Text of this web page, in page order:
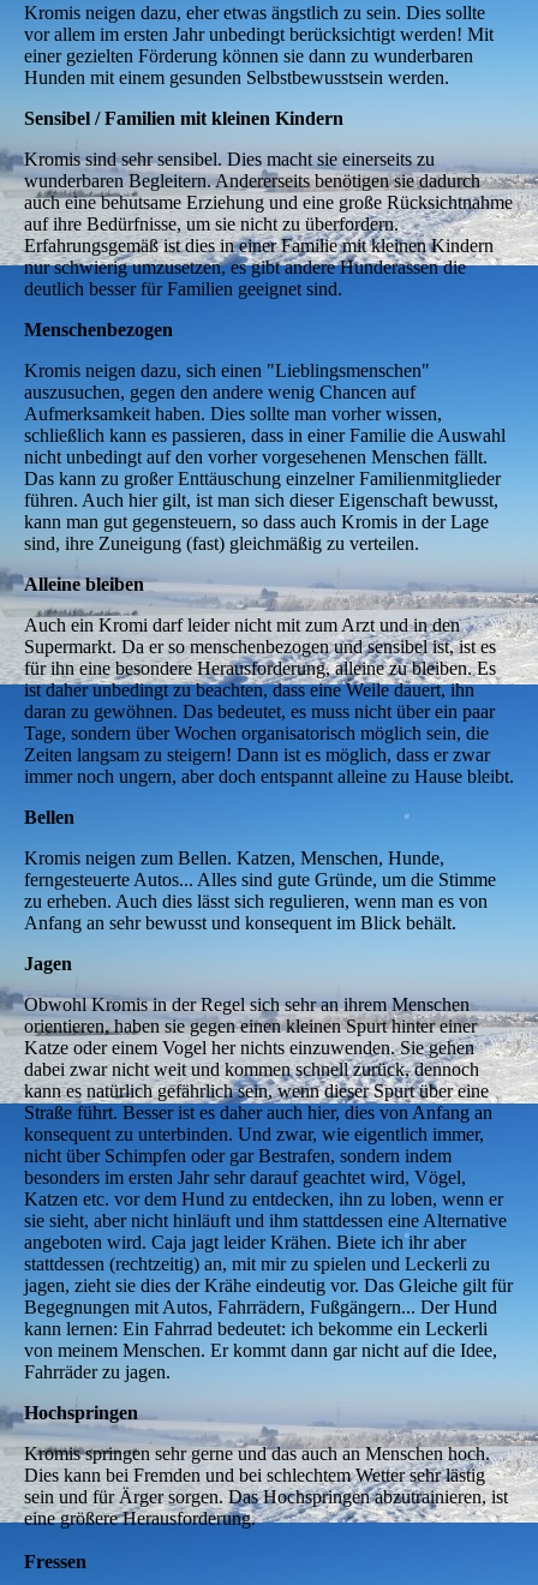
Kromis neigen dazu, eher etwas ängstlich zu sein. Dies sollte
vor allem im ersten Jahr unbedingt berücksichtigt werden! Mit
einer gezielten Förderung können sie dann zu wunderbaren
Hunden mit einem gesunden Selbstbewusstsein werden.
Sensibel / Familien mit kleinen Kindern
Kromis sind sehr sensibel. Dies macht sie einerseits zu
wunderbaren Begleitern. Andererseits benötigen sie dadurch
auch eine behutsame Erziehung und eine große Rücksichtnahme
auf ihre Bedürfnisse, um sie nicht zu überfordern.
Erfahrungsgemäß ist dies in einer Familie mit kleinen Kindern
nur schwierig umzusetzen, es gibt andere Hunderassen die
deutlich besser für Familien geeignet sind.
Menschenbezogen
Kromis neigen dazu, sich einen "Lieblingsmenschen"
auszusuchen, gegen den andere wenig Chancen auf
Aufmerksamkeit haben. Dies sollte man vorher wissen,
schließlich kann es passieren, dass in einer Familie die Auswahl
nicht unbedingt auf den vorher vorgesehenen Menschen fällt.
Das kann zu großer Enttäuschung einzelner Familienmitglieder
führen. Auch hier gilt, ist man sich dieser Eigenschaft bewusst,
kann man gut gegensteuern, so dass auch Kromis in der Lage
sind, ihre Zuneigung (fast) gleichmäßig zu verteilen.
Alleine bleiben
Auch ein Kromi darf leider nicht mit zum Arzt und in den
Supermarkt. Da er so menschenbezogen und sensibel ist, ist es
für ihn eine besondere Herausforderung, alleine zu bleiben. Es
ist daher unbedingt zu beachten, dass eine Weile dauert, ihn
daran zu gewöhnen. Das bedeutet, es muss nicht über ein paar
Tage, sondern über Wochen organisatorisch möglich sein, die
Zeiten langsam zu steigern! Dann ist es möglich, dass er zwar
immer noch ungern, aber doch entspannt alleine zu Hause bleibt.
Bellen
Kromis neigen zum Bellen. Katzen, Menschen, Hunde,
ferngesteuerte Autos... Alles sind gute Gründe, um die Stimme
zu erheben. Auch dies lässt sich regulieren, wenn man es von
Anfang an sehr bewusst und konsequent im Blick behält.
Jagen
Obwohl Kromis in der Regel sich sehr an ihrem Menschen
orientieren, haben sie gegen einen kleinen Spurt hinter einer
Katze oder einem Vogel her nichts einzuwenden. Sie gehen
dabei zwar nicht weit und kommen schnell zurück, dennoch
kann es natürlich gefährlich sein, wenn dieser Spurt über eine
Straße führt. Besser ist es daher auch hier, dies von Anfang an
konsequent zu unterbinden. Und zwar, wie eigentlich immer,
nicht über Schimpfen oder gar Bestrafen, sondern indem
besonders im ersten Jahr sehr darauf geachtet wird, Vögel,
Katzen etc. vor dem Hund zu entdecken, ihn zu loben, wenn er
sie sieht, aber nicht hinläuft und ihm stattdessen eine Alternative
angeboten wird. Caja jagt leider Krähen. Biete ich ihr aber
stattdessen (rechtzeitig) an, mit mir zu spielen und Leckerli zu
jagen, zieht sie dies der Krähe eindeutig vor. Das Gleiche gilt für
Begegnungen mit Autos, Fahrrädern, Fußgängern... Der Hund
kann lernen: Ein Fahrrad bedeutet: ich bekomme ein Leckerli
von meinem Menschen. Er kommt dann gar nicht auf die Idee,
Fahrräder zu jagen.
Hochspringen
Kromis springen sehr gerne und das auch an Menschen hoch.
Dies kann bei Fremden und bei schlechtem Wetter sehr lästig
sein und für Ärger sorgen. Das Hochspringen abzutrainieren, ist
eine größere Herausforderung.
Fressen